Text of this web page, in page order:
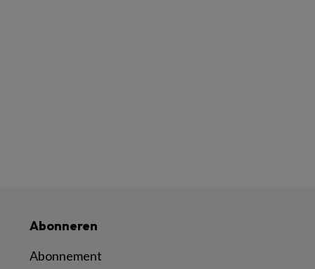
Abonneren
Abonnement